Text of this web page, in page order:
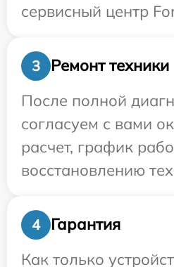
сервисный центр
3
Ремонт техники
После полной
согласуем с вами
расчет, график
восстановлению
4
Гарантия
Как только